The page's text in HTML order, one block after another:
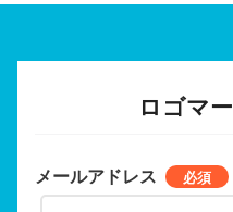
ロゴマ
メールアドレス